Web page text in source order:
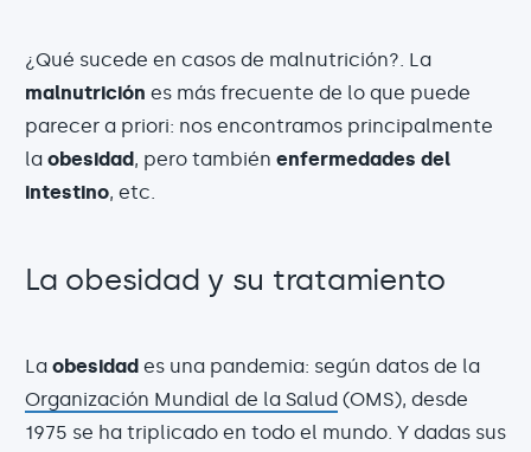
¿Qué sucede en casos de malnutrición?. La
malnutrición es más frecuente de lo que puede
parecer a priori: nos encontramos principalmente
la obesidad, pero también enfermedades del
intestino, etc.
La obesidad y su tratamiento
La obesidad es una pandemia: según datos de la
Organización Mundial de la Salud (OMS), desde
1975 se ha triplicado en todo el mundo. Y dadas sus